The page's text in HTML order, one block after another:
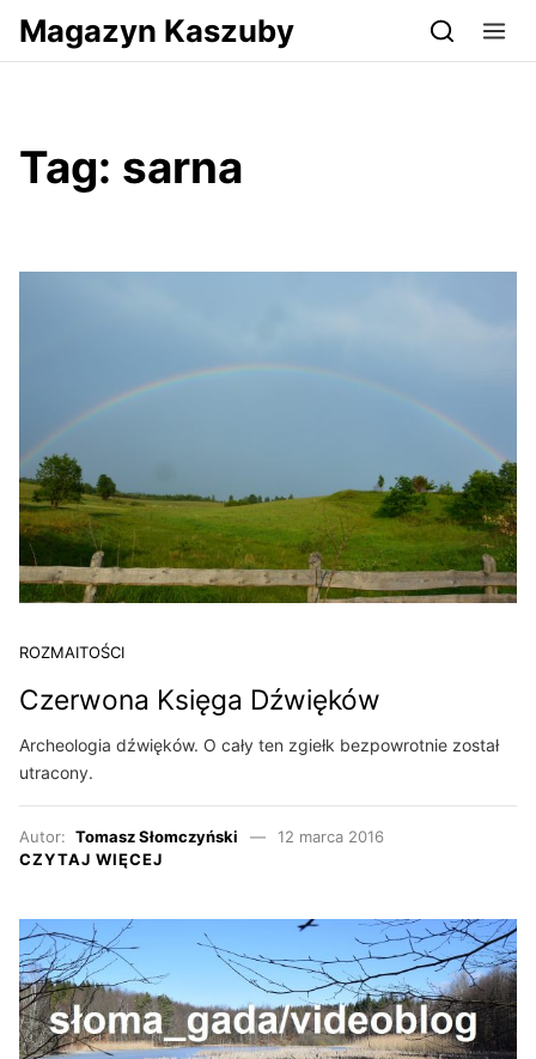
Przejdź do serwisu magazynkaszuby.pl
Magazyn Kaszuby
Tag: sarna
ROZMAITOŚCI
Czerwona Księga Dźwięków
Archeologia dźwięków. O cały ten zgiełk bezpowrotnie został
utracony.
Autor: Tomasz Słomczyński
12 marca 2016
CZYTAJ WIĘCEJ